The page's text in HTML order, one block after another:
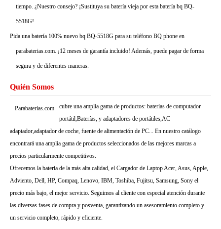
tiempo. ¿Nuestro consejo? ¡Sustituya su batería vieja por esta batería bq BQ-
5518G!
Pida una batería 100% nuevo bq BQ-5518G para su teléfono BQ phone en
parabaterias.com. ¡12 meses de garantía incluido! Además, puede pagar de forma
segura y de diferentes maneras.
Quién Somos
Parabaterias.com
cubre una amplia gama de productos: baterías de computador
portátil,Baterías, y adaptadores de portátiles,AC
adaptador,adaptador de coche, fuente de alimentación de PC... En nuestro catálogo
encontrará una amplia gama de productos seleccionados de las mejores marcas a
precios particularmente competitivos.
Ofrecemos la bateria de la más alta calidad, el Cargador de Laptop Acer, Asus, Apple,
Adviento, Dell, HP, Compaq, Lenovo, IBM, Toshiba, Fujitsu, Samsung, Sony el
precio más bajo, el mejor servicio. Seguimos al cliente con especial atención durante
las diversas fases de compra y posventa, garantizando un asesoramiento completo y
un servicio completo, rápido y eficiente.